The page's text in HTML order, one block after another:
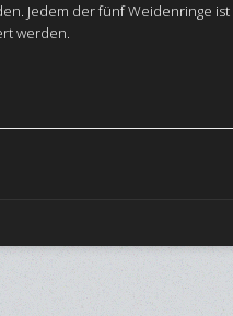
Jedem der fünf Weidenringe
werden.